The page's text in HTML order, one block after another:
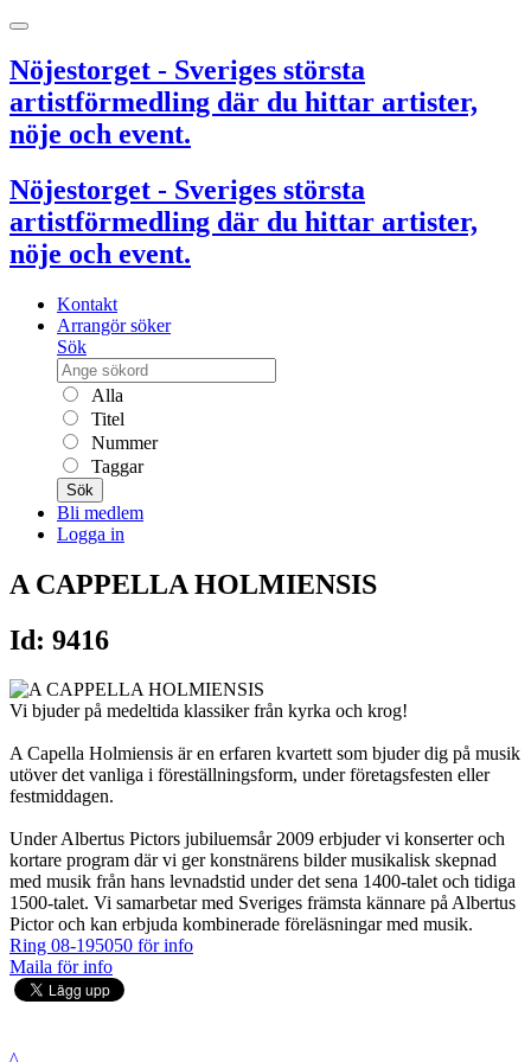
Nöjestorget - Sveriges största
artistförmedling där du hittar artister,
nöje och event.
Nöjestorget - Sveriges största
artistförmedling där du hittar artister,
nöje och event.
Kontakt
Arrangör söker
Sök
Alla
Titel
Nummer
Taggar
Sök
Bli medlem
Logga in
A CAPPELLA HOLMIENSIS
Id: 9416
Vi bjuder på medeltida klassiker från kyrka och krog!
A Capella Holmiensis är en erfaren kvartett som bjuder dig på musik
utöver det vanliga i föreställningsform, under företagsfesten eller
festmiddagen.
Under Albertus Pictors jubiluemsår 2009 erbjuder vi konserter och
kortare program där vi ger konstnärens bilder musikalisk skepnad
med musik från hans levnadstid under det sena 1400-talet och tidiga
1500-talet. Vi samarbetar med Sveriges främsta kännare på Albertus
Pictor och kan erbjuda kombinerade föreläsningar med musik.
Ring 08-195050 för info
Maila för info